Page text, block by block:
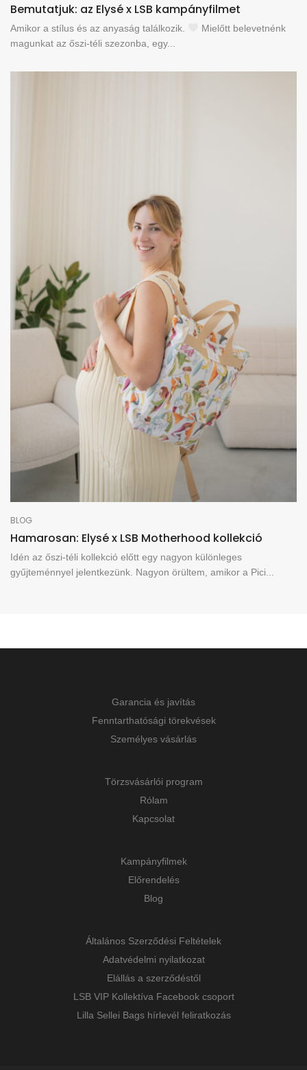
Bemutatjuk: az Elysé x LSB kampányfilmet
Amikor a stílus és az anyaság találkozik.
Mielőtt belevetnénk
magunkat az őszi-téli szezonba, egy...
BLOG
Hamarosan: Elysé x LSB Motherhood kollekció
Idén az őszi-téli kollekció előtt egy nagyon különleges
gyűjteménnyel jelentkezünk. Nagyon örültem, amikor a Pici...
Garancia és javítás
Fenntarthatósági törekvések
Személyes vásárlás
Törzsvásárlói program
Rólam
Kapcsolat
Kampányfilmek
Előrendelés
Blog
Általános Szerződési Feltételek
Adatvédelmi nyilatkozat
Elállás a szerződéstől
LSB VIP Kollektíva Facebook csoport
Lilla Sellei Bags hírlevél feliratkozás